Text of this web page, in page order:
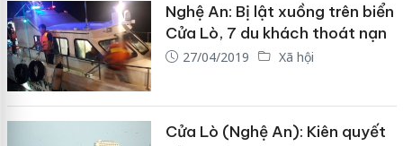
Nghệ An: Bị lật xuồng trên biển
Cửa Lò, 7 du khách thoát nạn
27/04/2019 Xã hội
Cửa Lò (Nghệ An): Kiên quyết